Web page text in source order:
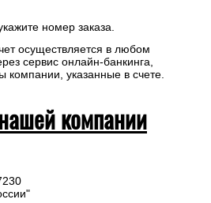
номер заказа.
осуществляется в любом
сервис онлайн-банкинга,
компании, указанные в счете.
компании